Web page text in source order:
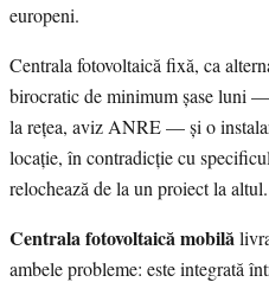
europeni.
Centrala fotovoltaică fixă, ca
birocratic de minimum șase luni
la rețea, aviz ANRE — și o
locație, în contradicție cu
relochează de la un proiect la altul.
Centrala fotovoltaică mobilă
ambele probleme: este integrată